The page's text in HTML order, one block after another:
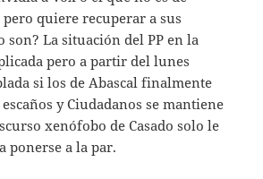
quiere recuperar a sus
son? La situación del PP en la
pero a partir del lunes
si los de Abascal finalmente
y Ciudadanos se mantiene
xenófobo de Casado solo le
ponerse a la par.